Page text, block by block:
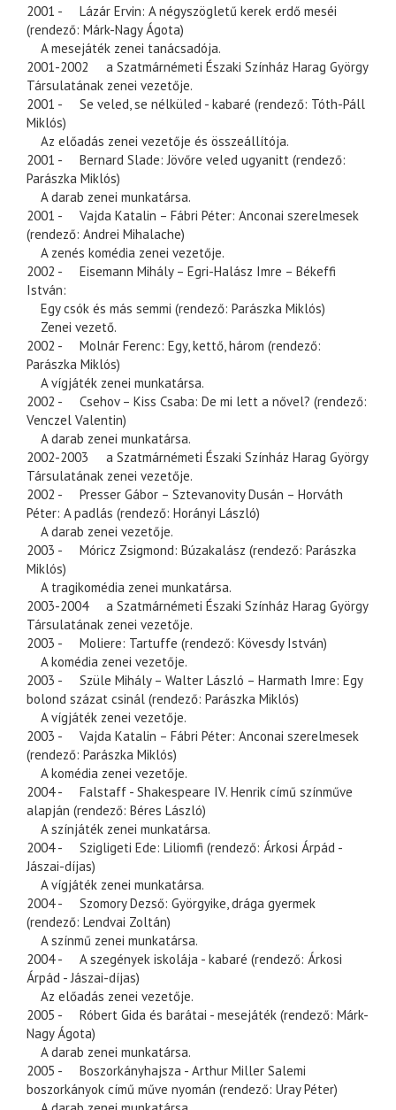
2001 - Lázár Ervin: A négyszögletű kerek erdő meséi
(rendező: Márk-Nagy Ágota)
A mesejáték zenei tanácsadója.
2001-2002 a Szatmárnémeti Északi Színház Harag György
Társulatának zenei vezetője.
2001 - Se veled, se nélküled - kabaré (rendező: Tóth-Páll
Miklós)
Az előadás zenei vezetője és összeállítója.
2001 - Bernard Slade: Jövőre veled ugyanitt (rendező:
Parászka Miklós)
A darab zenei munkatársa.
2001 - Vajda Katalin – Fábri Péter: Anconai szerelmesek
(rendező: Andrei Mihalache)
A zenés komédia zenei vezetője.
2002 - Eisemann Mihály – Egri-Halász Imre – Békeffi
István:
Egy csók és más semmi (rendező: Parászka Miklós)
Zenei vezető.
2002 - Molnár Ferenc: Egy, kettő, három (rendező:
Parászka Miklós)
A vígjáték zenei munkatársa.
2002 - Csehov – Kiss Csaba: De mi lett a nővel? (rendező:
Venczel Valentin)
A darab zenei munkatársa.
2002-2003 a Szatmárnémeti Északi Színház Harag György
Társulatának zenei vezetője.
2002 - Presser Gábor – Sztevanovity Dusán – Horváth
Péter: A padlás (rendező: Horányi László)
A darab zenei vezetője.
2003 - Móricz Zsigmond: Búzakalász (rendező: Parászka
Miklós)
A tragikomédia zenei munkatársa.
2003-2004 a Szatmárnémeti Északi Színház Harag György
Társulatának zenei vezetője.
2003 - Moliere: Tartuffe (rendező: Kövesdy István)
A komédia zenei vezetője.
2003 - Szüle Mihály – Walter László – Harmath Imre: Egy
bolond százat csinál (rendező: Parászka Miklós)
A vígjáték zenei vezetője.
2003 - Vajda Katalin – Fábri Péter: Anconai szerelmesek
(rendező: Parászka Miklós)
A komédia zenei vezetője.
2004 - Falstaff - Shakespeare IV. Henrik című színműve
alapján (rendező: Béres László)
A színjáték zenei munkatársa.
2004 - Szigligeti Ede: Liliomfi (rendező: Árkosi Árpád -
Jászai-díjas)
A vígjáték zenei munkatársa.
2004 - Szomory Dezső: Györgyike, drága gyermek
(rendező: Lendvai Zoltán)
A színmű zenei munkatársa.
2004 - A szegények iskolája - kabaré (rendező: Árkosi
Árpád - Jászai-díjas)
Az előadás zenei vezetője.
2005 - Róbert Gida és barátai - mesejáték (rendező: Márk-
Nagy Ágota)
A darab zenei munkatársa.
2005 - Boszorkányhajsza - Arthur Miller Salemi
boszorkányok című műve nyomán (rendező: Uray Péter)